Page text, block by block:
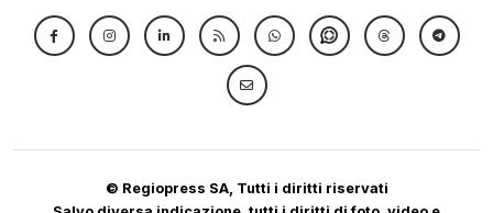
© Regiopress SA, Tutti i diritti riservati